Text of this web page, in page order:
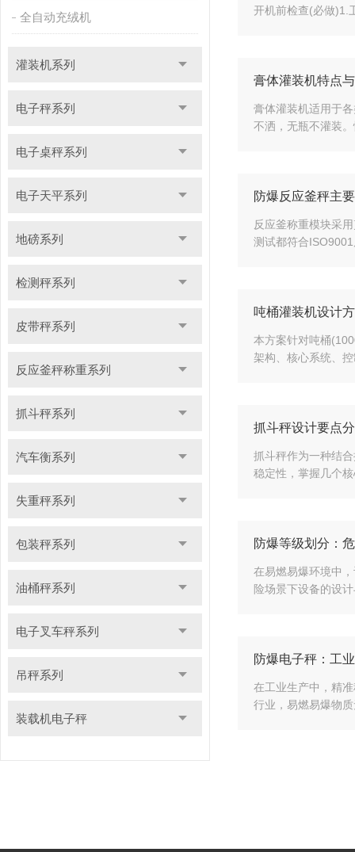
全自动充绒机
灌装机系列
电子秤系列
电子桌秤系列
电子天平系列
地磅系列
检测秤系列
皮带秤系列
反应釜秤称重系列
抓斗秤系列
汽车衡系列
失重秤系列
包装秤系列
油桶秤系列
电子叉车秤系列
吊秤系列
装载机电子秤
开机前检查(必做)1.
膏体灌装机特点
膏体灌装机适用于
不洒，无瓶不灌装
防爆反应釜秤主
反应釜称重模块采
测试都符合
吨桶灌装机设计
本方案针对吨桶
架构、核心系统、
抓斗秤设计要点
抓斗秤作为一种结
稳定性，掌握几个
防爆等级划分：
在易燃易爆环境中
险场景下设备的设
防爆电子秤：工
在工业生产中，精
行业，易燃易爆物